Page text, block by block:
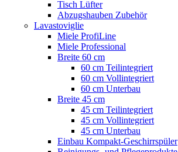
Tisch Lüfter
Abzugshauben Zubehör
Lavastoviglie
Miele ProfiLine
Miele Professional
Breite 60 cm
60 cm Teilintegriert
60 cm Vollintegriert
60 cm Unterbau
Breite 45 cm
45 cm Teilintegriert
45 cm Vollintegriert
45 cm Unterbau
Einbau Kompakt-Geschirrspüler